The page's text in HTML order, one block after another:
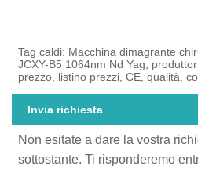
Tag caldi: Macchina dimagrante
JCXY-B5 1064nm Nd Yag,
prezzo, listino prezzi, CE, qualità,
Invia richiesta
Non esitate a dare la vostra
sottostante. Ti risponderemo